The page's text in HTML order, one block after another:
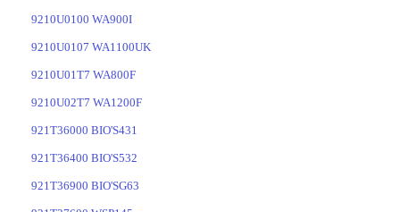
9210U0100 WA900I
9210U0107 WA1100UK
9210U01T7 WA800F
9210U02T7 WA1200F
921T36000 BIO'S431
921T36400 BIO'S532
921T36900 BIO'SG63